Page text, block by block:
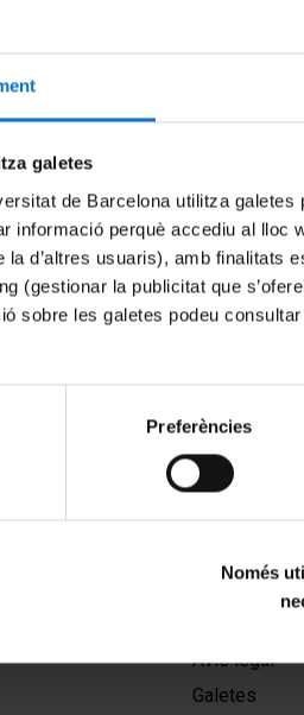
galetes
de Barcelona utilitza
informació perquè accediu al lloc
la d’altres usuaris), amb finalitats
(gestionar la publicitat que
sobre les galetes podeu
Preferències
Només
química analítica i enginyeria
(II)
Avís legal
Galetes